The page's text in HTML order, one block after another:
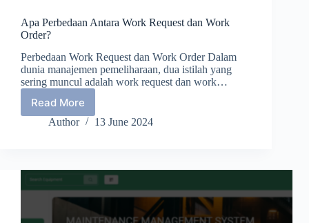
Apa Perbedaan Antara Work Request dan Work
Order?
Perbedaan Work Request dan Work Order Dalam
dunia manajemen pemeliharaan, dua istilah yang
sering muncul adalah work request dan work…
Read More
Apa
Perbedaan
dan
Work
Order?
Author 13 June 2024